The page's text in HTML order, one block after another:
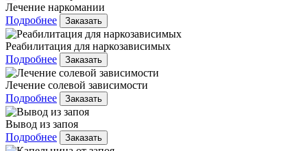
Лечение наркомании
Подробнее
Заказать
Реабилитация для наркозависимых
Подробнее
Заказать
Лечение солевой зависимости
Подробнее
Заказать
Вывод из запоя
Подробнее
Заказать